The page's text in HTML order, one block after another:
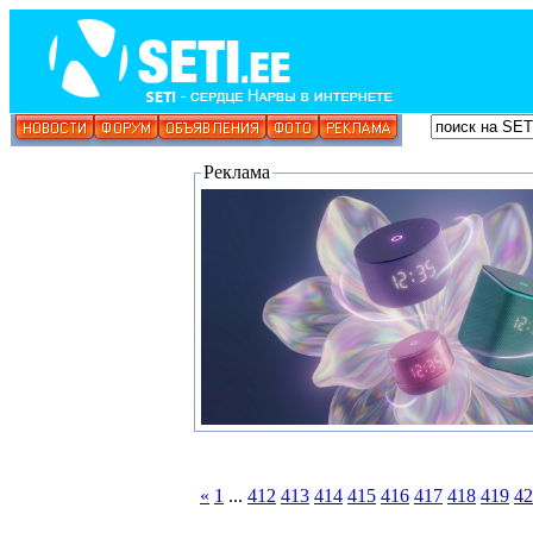
Реклама
« 1 ... 412 413 414 415 416 417 418 419